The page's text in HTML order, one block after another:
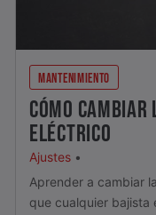
MANTENIMIENTO
CÓMO CAMBIAR
ELÉCTRICO
Ajustes •
Aprender a cambiar
que cualquier bajista